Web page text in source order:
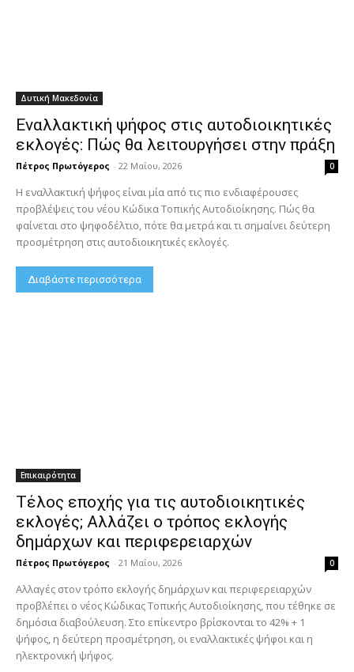
Δυτική Μακεδονία
Εναλλακτική ψήφος στις αυτοδιοικητικές
εκλογές: Πώς θα λειτουργήσει στην πράξη
Πέτρος Πρωτόγερος - 22 Μαΐου, 2026 0
Η εναλλακτική ψήφος είναι μία από τις πιο ενδιαφέρουσες
προβλέψεις του νέου Κώδικα Τοπικής Αυτοδιοίκησης. Πώς θα
φαίνεται στο ψηφοδέλτιο, πότε θα μετρά και τι σημαίνει δεύτερη
προσμέτρηση στις αυτοδιοικητικές εκλογές.
Διαβάστε περισσότερα
Επικαιρότητα
Τέλος εποχής για τις αυτοδιοικητικές
εκλογές; Αλλάζει ο τρόπος εκλογής
δημάρχων και περιφερειαρχών
Πέτρος Πρωτόγερος - 21 Μαΐου, 2026 0
Αλλαγές στον τρόπο εκλογής δημάρχων και περιφερειαρχών
προβλέπει ο νέος Κώδικας Τοπικής Αυτοδιοίκησης, που τέθηκε σε
δημόσια διαβούλευση. Στο επίκεντρο βρίσκονται το 42% + 1
ψήφος, η δεύτερη προσμέτρηση, οι εναλλακτικές ψήφοι και η
ηλεκτρονική ψήφος.